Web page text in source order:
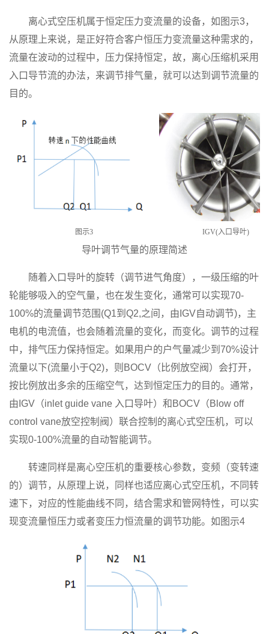
离心式空压机属于恒定压力变流量的设备，如图示3，
从原理上来说，是正好符合客户恒压力变流量这种需求的，
流量在波动的过程中，压力保持恒定，故，离心压缩机采用
入口导节流的办法，来调节排气量，就可以达到调节流量的
目的。
图示3 IGV(入口导叶)
导叶调节气量的原理简述
随着入口导叶的旋转（调节进气角度），一级压缩的叶
轮能够吸入的空气量，也在发生变化，通常可以实现70-
100%的流量调节范围(Q1到Q2,之间，由IGV自动调节)，主
电机的电流值，也会随着流量的变化，而变化。调节的过程
中，排气压力保持恒定。如果用户的户气量减少到70%设计
流量以下(流量小于Q2)，则BOCV（比例放空阀）会打开，
按比例放出多余的压缩空气，达到恒定压力的目的。通常，
由IGV（inlet guide vane 入口导叶）和BOCV（Blow off
control vane放空控制阀）联合控制的离心式空压机，可以
实现0-100%流量的自动智能调节。
转速同样是离心空压机的重要核心参数，变频（变转速
的）调节，从原理上说，同样也适应离心式空压机，不同转
速下，对应的性能曲线不同，结合需求和管网特性，可以实
现变流量恒压力或者变压力恒流量的调节功能。如图示4